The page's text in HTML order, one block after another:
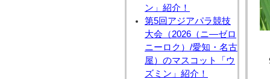
ン」紹介！
第5回アジアパラ競技
大会（2026（ニ―ゼロ
ニーロク）/愛知・名古
屋）のマスコット「ウ
ズミン」紹介！